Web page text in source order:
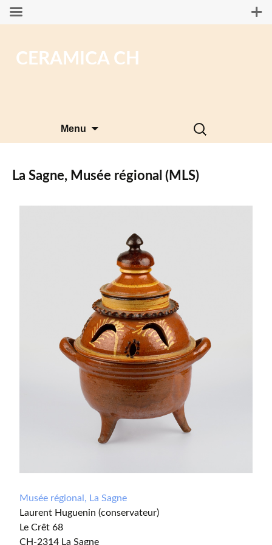
CERAMICA CH
Menu
Rechercher :
La Sagne, Musée régional (MLS)
Musée régional, La Sagne
Laurent Huguenin (conservateur)
Le Crêt 68
CH-2314 La Sagne